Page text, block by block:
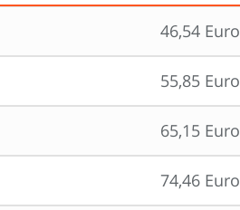
46,54 Euro
55,85 Euro
65,15 Euro
74,46 Euro